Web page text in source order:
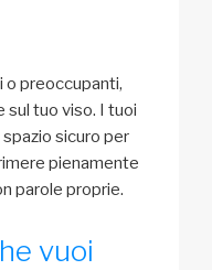
o preoccupanti,
sul tuo viso. I tuoi
sicuro per
pienamente
parole proprie.
vuoi